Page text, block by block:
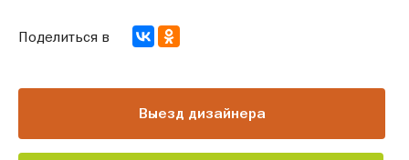
Выезд дизайнера
Поделиться в